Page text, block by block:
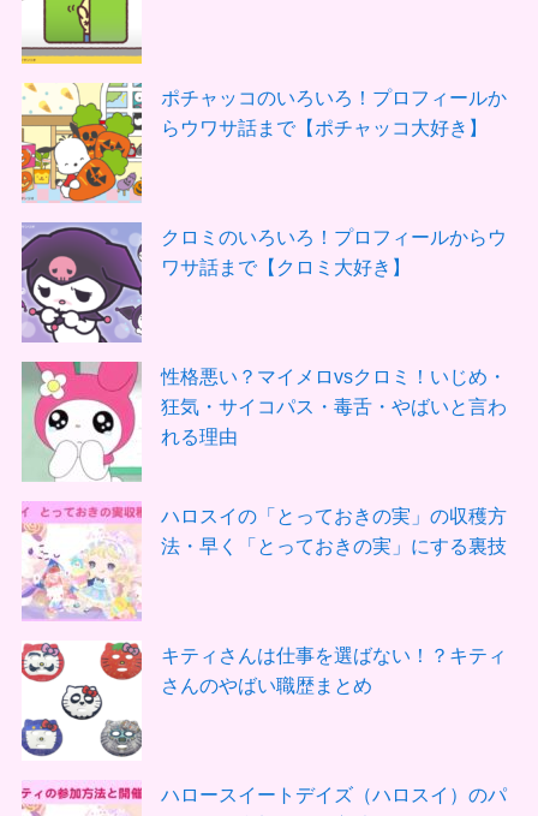
ポチャッコのいろいろ！プロフィールか
らウワサ話まで【ポチャッコ大好き】
クロミのいろいろ！プロフィールからウ
ワサ話まで【クロミ大好き】
性格悪い？マイメロvsクロミ！いじめ・
狂気・サイコパス・毒舌・やばいと言わ
れる理由
ハロスイの「とっておきの実」の収穫方
法・早く「とっておきの実」にする裏技
キティさんは仕事を選ばない！？キティ
さんのやばい職歴まとめ
ハロースイートデイズ（ハロスイ）のパ